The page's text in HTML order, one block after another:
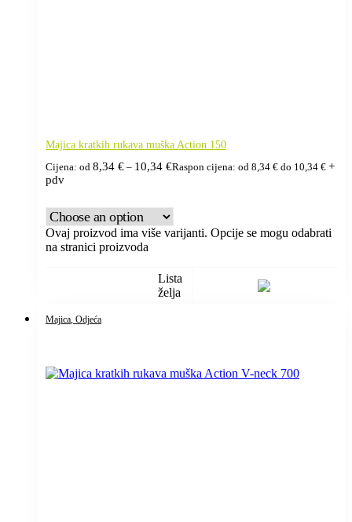
Majica kratkih rukava muška Action 150
Cijena: od 8,34 € – 10,34 €Raspon cijena: od 8,34 € do 10,34 € +
pdv
Ovaj proizvod ima više varijanti. Opcije se mogu odabrati
na stranici proizvoda
Lista
želja
Majica, Odjeća